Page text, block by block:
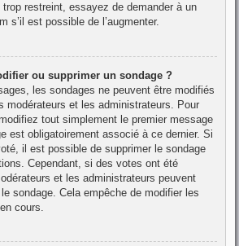
restreint, essayez de demander à un
s’il est possible de l’augmenter.
ou supprimer un sondage ?
les sondages ne peuvent être modifiés
modérateurs et les administrateurs. Pour
tout simplement le premier message
est obligatoirement associé à ce dernier. Si
il est possible de supprimer le sondage
Cependant, si des votes ont été
et les administrateurs peuvent
sondage. Cela empêche de modifier les
cours.